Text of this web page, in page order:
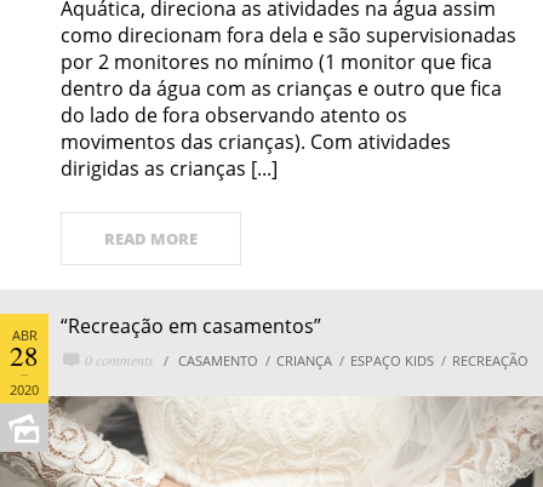
Aquática, direciona as atividades na água assim
como direcionam fora dela e são supervisionadas
por 2 monitores no mínimo (1 monitor que fica
dentro da água com as crianças e outro que fica
do lado de fora observando atento os
movimentos das crianças). Com atividades
dirigidas as crianças [...]
READ MORE
“Recreação em casamentos”
0 comments CASAMENTO CRIANÇA ESPAÇO KIDS RECREAÇÃO
ABR
28
2020